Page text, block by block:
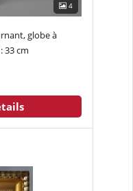
4
globe à
33 cm